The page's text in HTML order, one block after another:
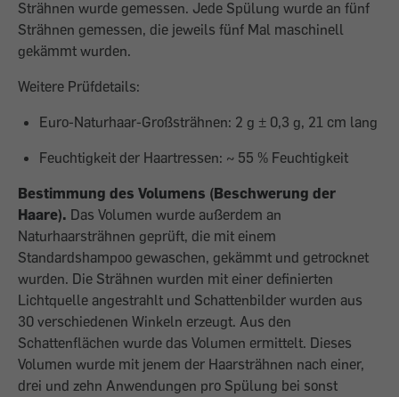
Strähnen wurde gemessen. Jede Spülung wurde an fünf
Strähnen gemessen, die jeweils fünf Mal maschinell
gekämmt wurden.
Weitere Prüfdetails:
Euro-Naturhaar-Großsträhnen: 2 g ± 0,3 g, 21 cm lang
Feuchtigkeit der Haartressen: ~ 55 % Feuchtigkeit
Bestimmung des Volumens (Beschwerung der
Haare). Das Volumen wurde außerdem an
Naturhaarsträhnen geprüft, die mit einem
Standardshampoo gewaschen, gekämmt und getrocknet
wurden. Die Strähnen wurden mit einer definierten
Lichtquelle angestrahlt und Schattenbilder wurden aus
30 verschiedenen Winkeln erzeugt. Aus den
Schattenflächen wurde das Volumen ermittelt. Dieses
Volumen wurde mit jenem der Haarsträhnen nach einer,
drei und zehn Anwendungen pro Spülung bei sonst